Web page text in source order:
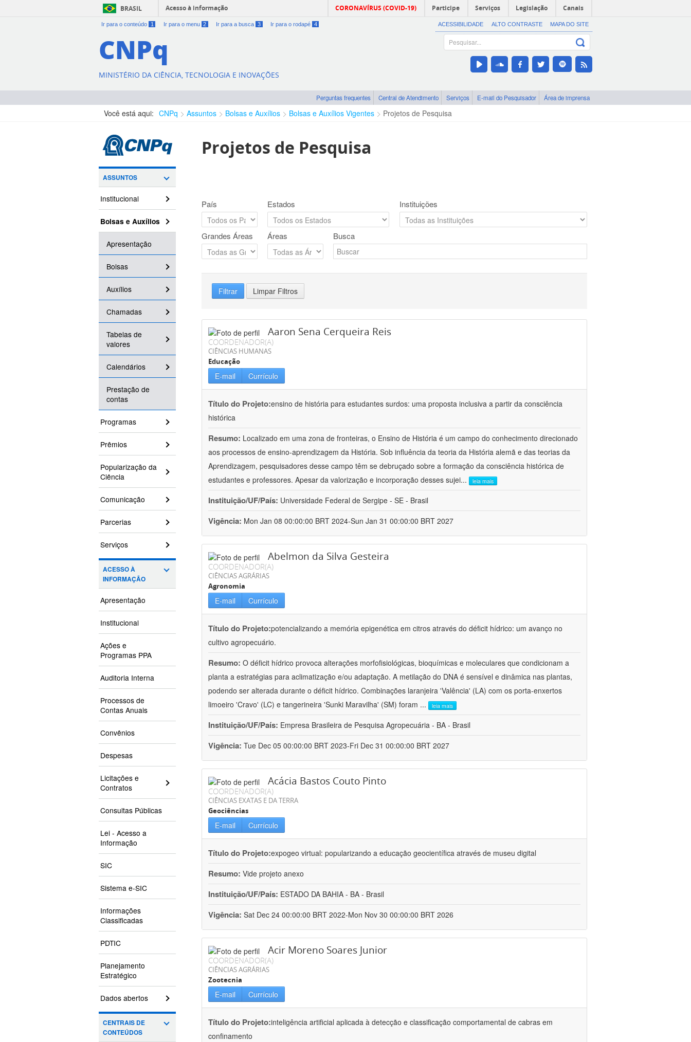
BRASIL Acesso à informação CORONAVÍRUS (COVID-19) Participe Serviços Legislação Canais
Ir para o conteúdo 1 Ir para o menu 2 Ir para a busca 3 Ir para o rodapé 4 ACESSIBILIDADE ALTO CONTRASTE MAPA DO SITE
CNPq
MINISTÉRIO DA CIÊNCIA, TECNOLOGIA E INOVAÇÕES
Perguntas frequentes Central de Atendimento Serviços E-mail do Pesquisador Área de imprensa
Você está aqui: CNPq Assuntos Bolsas e Auxílios Bolsas e Auxílios Vigentes Projetos de Pesquisa
ASSUNTOS
Institucional
Bolsas e Auxílios
Apresentação
Bolsas
Auxílios
Chamadas
Tabelas de
valores
Calendários
Prestação de
contas
Programas
Prêmios
Popularização da
Ciência
Comunicação
Parcerias
Serviços
ACESSO À
INFORMAÇÃO
Apresentação
Institucional
Ações e
Programas PPA
Auditoria Interna
Processos de
Contas Anuais
Convênios
Despesas
Licitações e
Contratos
Consultas Públicas
Lei - Acesso a
Informação
SIC
Sistema e-SIC
Informações
Classificadas
PDTIC
Planejamento
Estratégico
Dados abertos
CENTRAIS DE
CONTEÚDOS
Projetos de Pesquisa
País Estados Instituições
Grandes Áreas Áreas Busca
Filtrar Limpar Filtros
Aaron Sena Cerqueira Reis
COORDENADOR(A)
CIÊNCIAS HUMANAS
Educação
E-mail Currículo
Título do Projeto:ensino de história para estudantes surdos: uma proposta inclusiva a partir da consciência
histórica
Resumo: Localizado em uma zona de fronteiras, o Ensino de História é um campo do conhecimento direcionado
aos processos de ensino-aprendizagem da História. Sob influência da teoria da História alemã e das teorias da
Aprendizagem, pesquisadores desse campo têm se debruçado sobre a formação da consciência histórica de
estudantes e professores. Apesar da valorização e incorporação desses sujei... leia mais
Instituição/UF/País: Universidade Federal de Sergipe - SE - Brasil
Vigência: Mon Jan 08 00:00:00 BRT 2024-Sun Jan 31 00:00:00 BRT 2027
Abelmon da Silva Gesteira
COORDENADOR(A)
CIÊNCIAS AGRÁRIAS
Agronomia
E-mail Currículo
Título do Projeto:potencializando a memória epigenética em citros através do déficit hídrico: um avanço no
cultivo agropecuário.
Resumo: O déficit hídrico provoca alterações morfofisiológicas, bioquímicas e moleculares que condicionam a
planta a estratégias para aclimatização e/ou adaptação. A metilação do DNA é sensível e dinâmica nas plantas,
podendo ser alterada durante o déficit hídrico. Combinações laranjeira 'Valência' (LA) com os porta-enxertos
limoeiro 'Cravo' (LC) e tangerineira 'Sunki Maravilha' (SM) foram ... leia mais
Instituição/UF/País: Empresa Brasileira de Pesquisa Agropecuária - BA - Brasil
Vigência: Tue Dec 05 00:00:00 BRT 2023-Fri Dec 31 00:00:00 BRT 2027
Acácia Bastos Couto Pinto
COORDENADOR(A)
CIÊNCIAS EXATAS E DA TERRA
Geociências
E-mail Currículo
Título do Projeto:expogeo virtual: popularizando a educação geocientífica através de museu digital
Resumo: Vide projeto anexo
Instituição/UF/País: ESTADO DA BAHIA - BA - Brasil
Vigência: Sat Dec 24 00:00:00 BRT 2022-Mon Nov 30 00:00:00 BRT 2026
Acir Moreno Soares Junior
COORDENADOR(A)
CIÊNCIAS AGRÁRIAS
Zootecnia
E-mail Currículo
Título do Projeto:inteligência artificial aplicada à detecção e classificação comportamental de cabras em
confinamento